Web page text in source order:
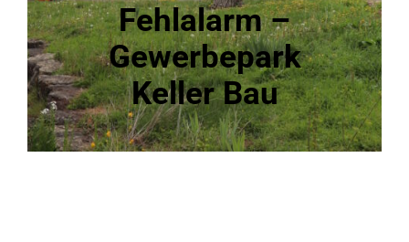
Fehlalarm –
Gewerbepark
Keller Bau